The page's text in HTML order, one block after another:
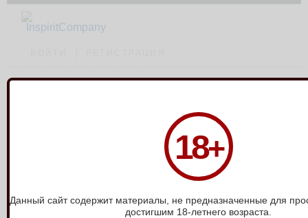
18+
Данный сайт содержит материалы, не предназначенные для
достигшим 18-летнего возраста.
Мастурбатор KOKOS Elegance 003 с
МАСТУРБАТОР KOKOS ELEGANCE 003
С ВИБРОПУЛЕЙ ТЕЛЕСНЫЙ TPR M01-
03-003V